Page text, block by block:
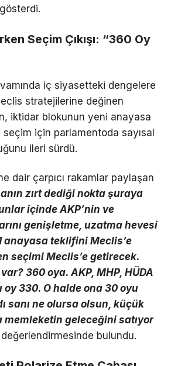
Seçim Çıkışı: “360 Oy
iç siyasetteki dengelere
stratejilerine değinen
iktidar blokunun yeni anayasa
seçim için parlamentoda sayısal
ileri sürdü.
dair çarpıcı rakamlar paylaşan
zırt dediği nokta şuraya
içinde AKP’nin ve
genişletme, uzatma hevesi
anayasa teklifini Meclis’e
seçimi Meclis’e getirecek.
360 oya. AKP, MHP, HÜDA
oy 330. O halde ona 30 oyu
sanı ne olursa olsun, küçük
memleketin geleceğini satıyor
değerlendirmesinde bulundu.